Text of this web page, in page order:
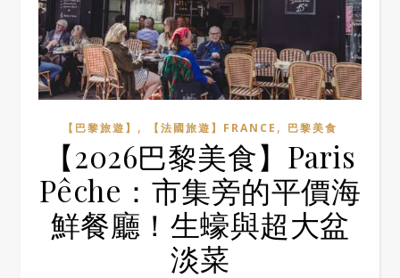
【巴黎旅遊】 , 【法國旅遊】FRANCE , 巴黎美食
【2026巴黎美食】Paris
Pêche：市集旁的平價海
鮮餐廳！生蠔與超大盆
淡菜